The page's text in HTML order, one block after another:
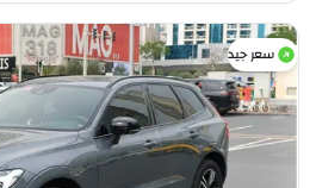
سعر جيد